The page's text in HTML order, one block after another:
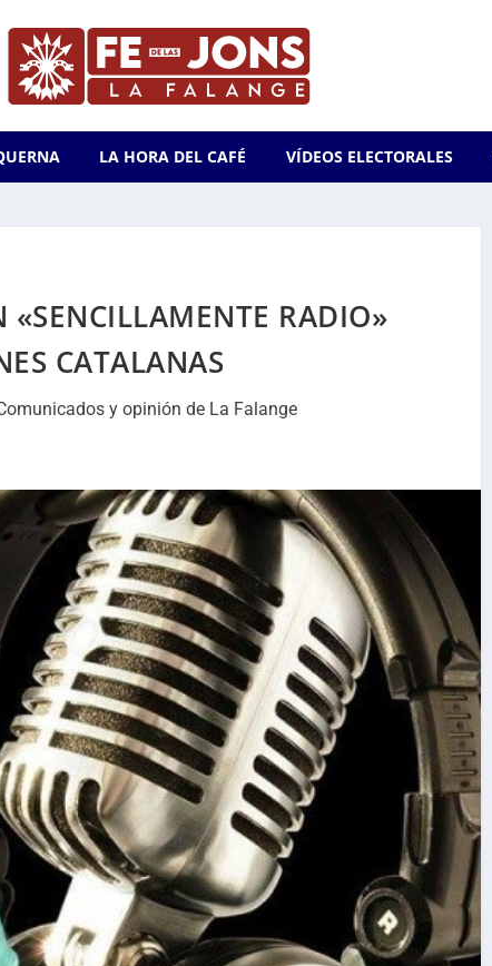
LA HORA DEL CAFÉ VÍDEOS ELECTORALES
«SENCILLAMENTE RADIO»
CATALANAS
y opinión de La Falange